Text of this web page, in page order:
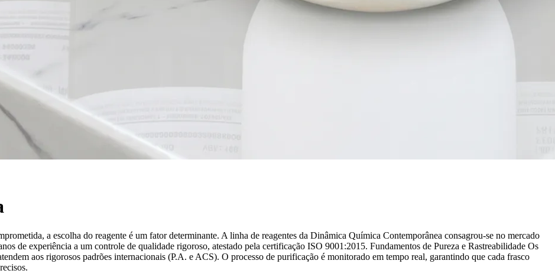
a escolha do reagente é um fator determinante. A linha de reagentes da Dinâmica Química Contemporânea consagrou-se no mercado
de experiência a um controle de qualidade rigoroso, atestado pela certificação ISO 9001:2015. Fundamentos de Pureza e Rastreabilidade Os
aos rigorosos padrões internacionais (P.A. e ACS). O processo de purificação é monitorado em tempo real, garantindo que cada frasco